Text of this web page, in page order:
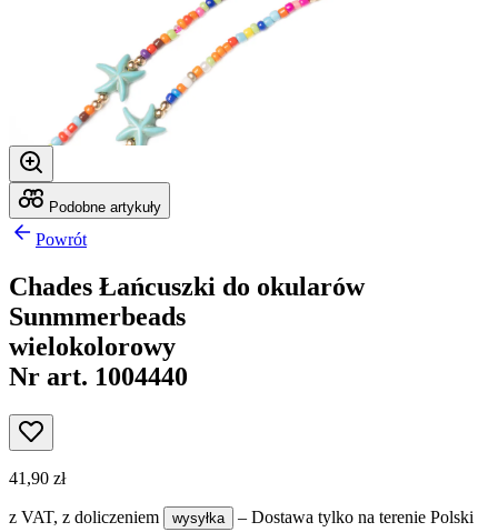
Podobne artykuły
Powrót
Chades Łańcuszki do okularów
Sunmmerbeads
wielokolorowy
Nr art. 1004440
41,90 zł
z VAT, z doliczeniem wysyłka – Dostawa tylko na terenie Polski